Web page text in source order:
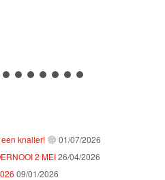
knaller!
01/07/2026
2 MEI26/04/2026
09/01/2026